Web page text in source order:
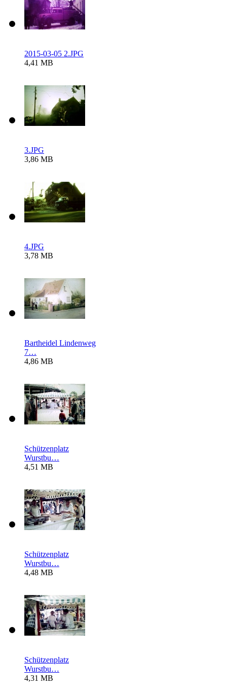
2015-03-05 2.JPG
4,41 MB
3.JPG
3,86 MB
4.JPG
3,78 MB
Bartheidel Lindenweg
7…
4,86 MB
Schützenplatz
Wurstbu…
4,51 MB
Schützenplatz
Wurstbu…
4,48 MB
Schützenplatz
Wurstbu…
4,31 MB